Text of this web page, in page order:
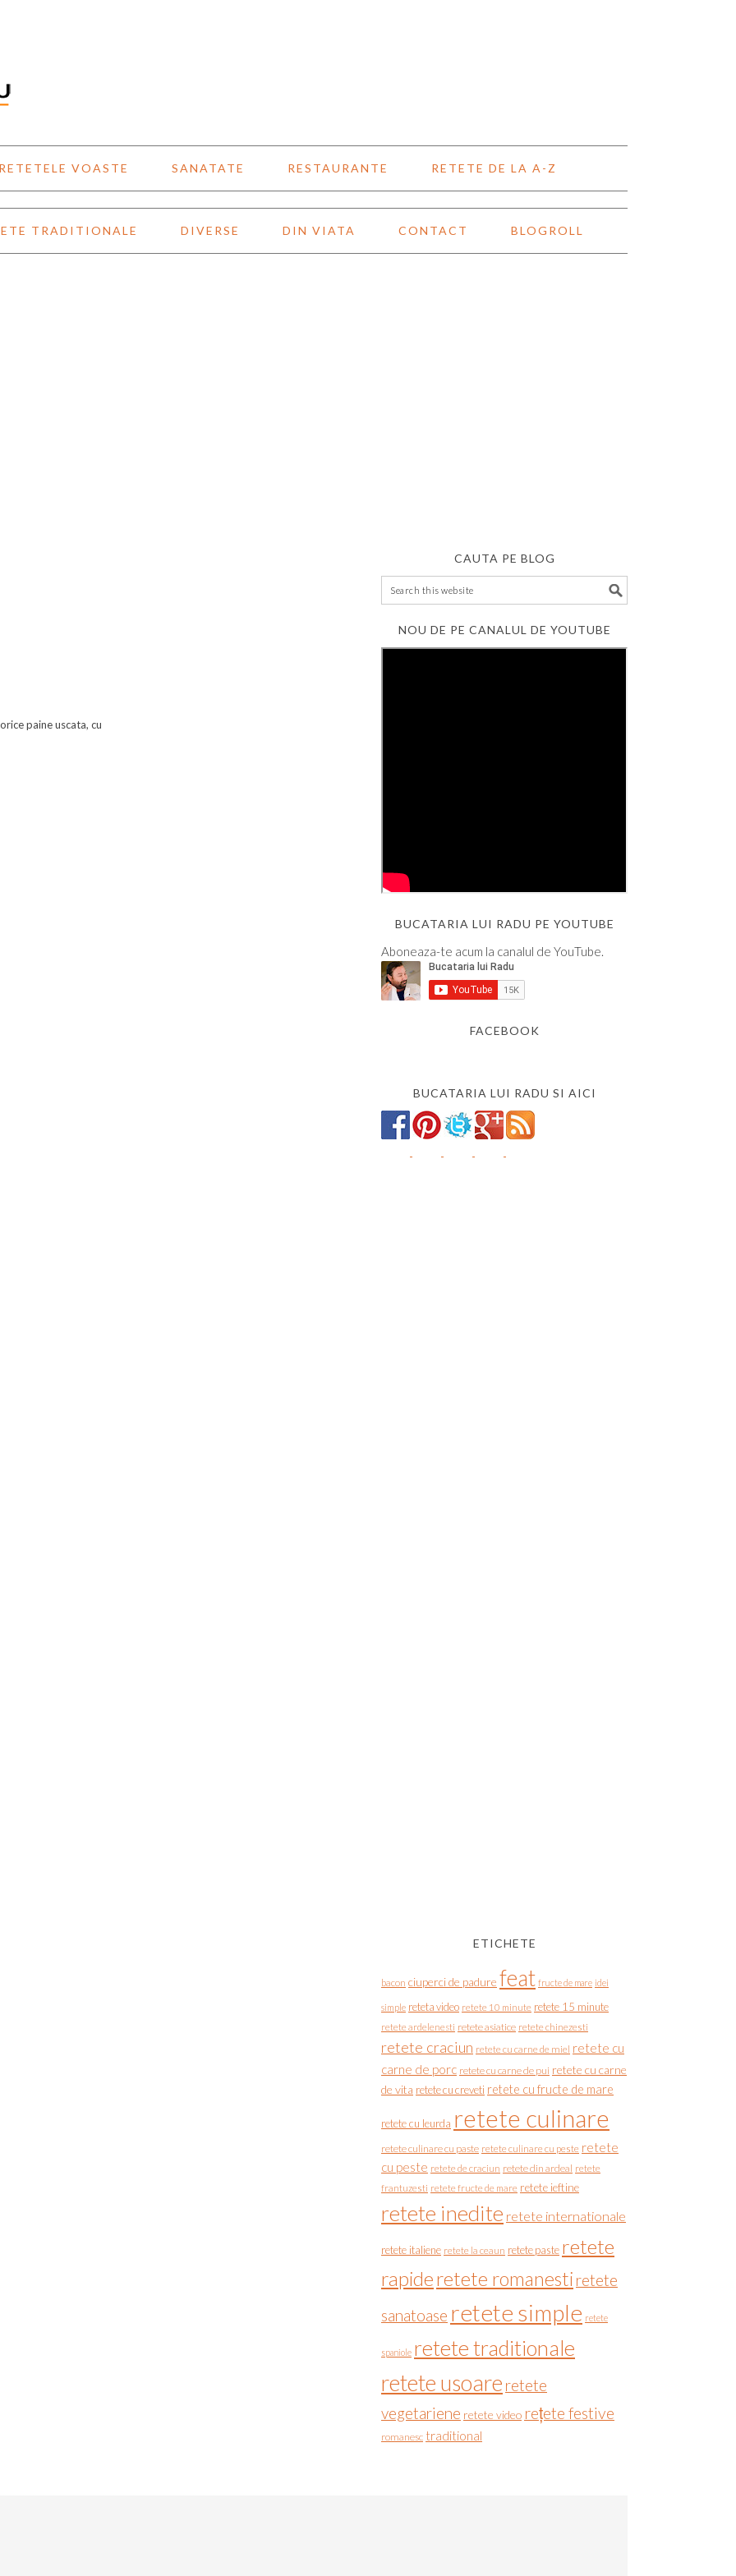
RETETELE VOASTE SANATATE RESTAURANTE RETETE DE LA A-Z
TRADITIONALE DIVERSE DIN VIATA CONTACT BLOGROLL
paine uscata, cu
CAUTA PE BLOG
NOU DE PE CANALUL DE YOUTUBE
BUCATARIA LUI RADU PE YOUTUBE
Aboneaza-te acum la canalul de YouTube.
FACEBOOK
BUCATARIA LUI RADU SI AICI
ETICHETE
bacon ciuperci de padure feat fructe de mare idei
simple reteta video retete 10 minute retete 15 minute
retete ardelenesti retete asiatice retete chinezesti
retete craciun retete cu carne de miel retete cu
carne de porc retete cu carne de pui retete cu carne
de vita retete cu creveti retete cu fructe de mare
retete cu leurda retete culinare
retete culinare cu paste retete culinare cu peste retete
cu peste retete de craciun retete din ardeal retete
frantuzesti retete fructe de mare retete ieftine
retete inedite retete internationale
retete italiene retete la ceaun retete paste retete
rapideretete romanesti retete
sanatoase retete simple retete
spaniole retete traditionale
retete usoare retete
vegetariene retete video rețete festive
romanesc traditional